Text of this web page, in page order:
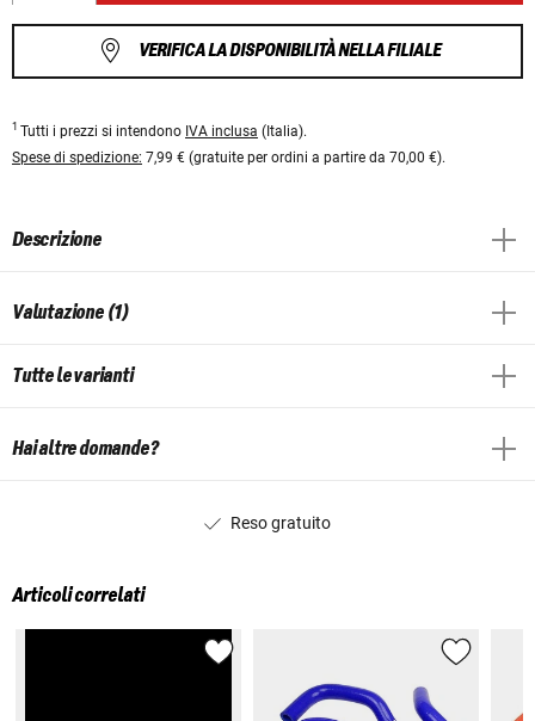
VERIFICA LA DISPONIBILITÀ NELLA FILIALE
1 Tutti i prezzi si intendono IVA inclusa (Italia).
Spese di spedizione: 7,99 € (gratuite per ordini a partire da 70,00 €).
Descrizione
Valutazione (1)
Tutte le varianti
Hai altre domande?
Reso gratuito
Articoli correlati